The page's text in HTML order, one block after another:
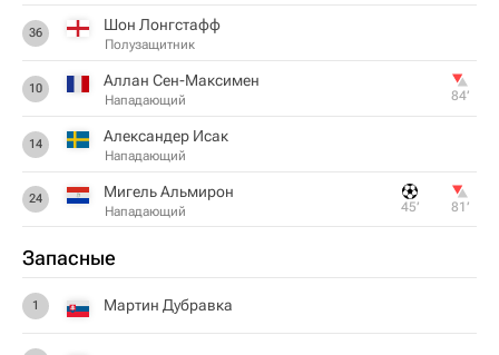
36 Шон Лонгстафф
Полузащитник
10 Аллан Сен-Максимен
Нападающий 84‎’‎
14 Александер Исак
Нападающий
24 Мигель Альмирон
Нападающий 45‎’‎ 81‎’‎
Запасные
1 Мартин Дубравка